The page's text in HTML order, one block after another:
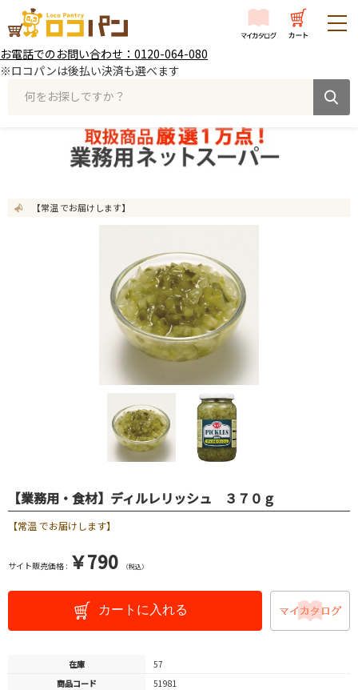
お電話でのお問い合わせ：0120-064-080
※ロコパンは後払い決済も選べます
何をお探しですか？
【常温 でお届けします】
【業務用・食材】ディルレリッシュ ３７０ｇ
【常温 でお届けします】
サイト販売価格 : ￥790 （税込）
カートに入れる
在庫
57
商品コード
51981